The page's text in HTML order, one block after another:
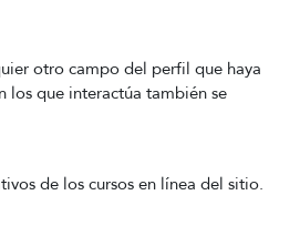
otro campo del perfil que haya
los que interactúa también se
de los cursos en línea del sitio.